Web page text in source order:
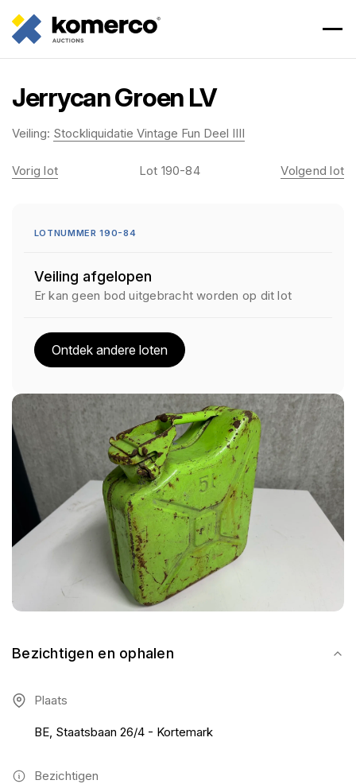
Jerrycan Groen LV
Veiling: Stockliquidatie Vintage Fun Deel IIII
Bezichtigen en ophalen
Plaats
BE, Staatsbaan 26/4 - Kortemark
Bezichtigen
Vorig lot Lot 190-84 Volgend lot
LOTNUMMER 190-84
Veiling afgelopen
Er kan geen bod uitgebracht worden op dit lot
Ontdek andere loten